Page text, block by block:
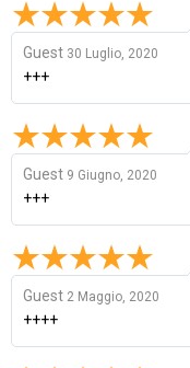
Guest 30 Luglio, 2020
+++
Guest 9 Giugno, 2020
+++
Guest 2 Maggio, 2020
++++